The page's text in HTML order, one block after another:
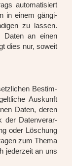
auto­ma­ti­siert
in einem gän­gi­
zu las­sen.
Daten an einen
dies nur, soweit
Bestim­
Aus­kunft
Daten, deren
der Daten­ver­ar­
oder Löschung
zum The­ma
jeder­zeit an uns